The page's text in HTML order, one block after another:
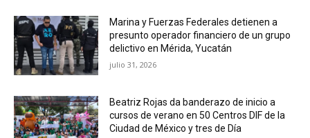
Marina y Fuerzas Federales detienen a
presunto operador financiero de un grupo
delictivo en Mérida, Yucatán
julio 31, 2026
Beatriz Rojas da banderazo de inicio a
cursos de verano en 50 Centros DIF de la
Ciudad de México y tres de Día